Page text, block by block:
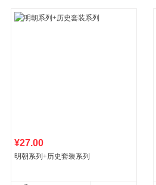
¥27.00
明朝系列+历史套装系列